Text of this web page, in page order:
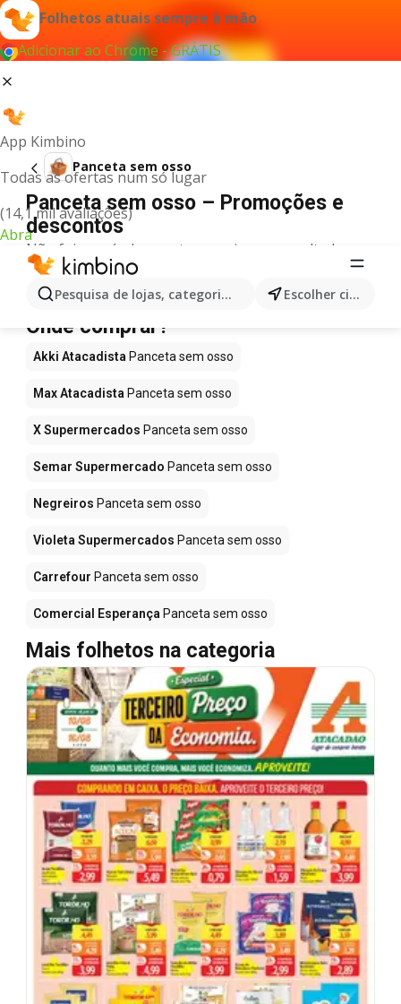
Folhetos atuais sempre à mão
Adicionar ao Chrome - GRÁTIS
App Kimbino
Todas as ofertas num só lugar
(14,1 mil avaliações)
Abra
Pesquisa de lojas, categorias,produtos... Escolher cidade
Panceta sem osso
Panceta sem osso – Promoções e
descontos
Não foi possível encontrar quaisquer resultados
para este termo.
Panceta sem osso em promoção -
Onde comprar?
Akki Atacadista Panceta sem osso
Max Atacadista Panceta sem osso
X Supermercados Panceta sem osso
Semar Supermercado Panceta sem osso
Negreiros Panceta sem osso
Violeta Supermercados Panceta sem osso
Carrefour Panceta sem osso
Comercial Esperança Panceta sem osso
Mais folhetos na categoria